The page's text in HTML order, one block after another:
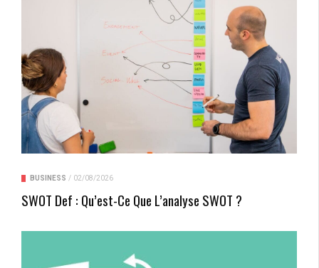
BUSINESS / 02/08/2026
SWOT Def : Qu’est-Ce Que L’analyse SWOT ?